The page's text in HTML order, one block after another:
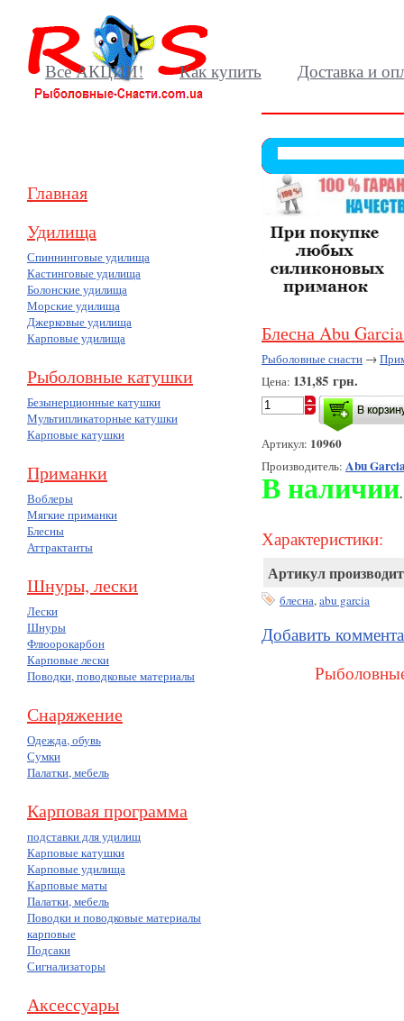
Все АКЦИИ! Как купить Доставка и
Главная
Удилища
Спиннинговые удилища
Кастинговые удилища
Болонские удилища
Морские удилища
Джерковые удилища
Карповые удилища
Рыболовные катушки
Безынерционные катушки
Мультипликаторные катушки
Карповые катушки
Приманки
Воблеры
Мягкие приманки
Блесны
Аттрактанты
Шнуры, лески
Лески
Шнуры
Флюорокарбон
Карповые лески
Поводки, поводковые материалы
Снаряжение
Одежда, обувь
Сумки
Палатки, мебель
Карповая программа
подставки для удилищ
Карповые катушки
Карповые удилища
Карповые маты
Палатки, мебель
Поводки и поводковые материалы
карповые
Подсаки
Сигнализаторы
Аксессуары
Блесна Abu
Рыболовные снасти →
Цена: 131,85 грн.
Артикул: 10960
Производитель: Abu
В наличии.
Характеристики:
Артикул
блесна,abu garcia
Добавить